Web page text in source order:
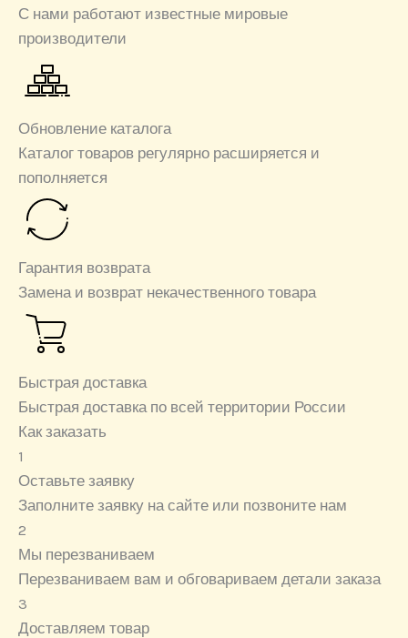
С нами работают известные мировые
производители
Обновление каталога
Каталог товаров регулярно расширяется и
пополняется
Гарантия возврата
Замена и возврат некачественного товара
Быстрая доставка
Быстрая доставка по всей территории России
Как заказать
1
Оставьте заявку
Заполните заявку на сайте или позвоните нам
2
Мы перезваниваем
Перезваниваем вам и обговариваем детали заказа
3
Доставляем товар